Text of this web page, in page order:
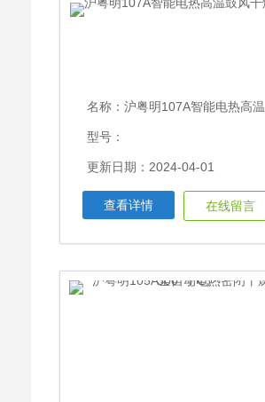
名称： 沪粤明107A智能电热高温鼓风干燥箱
型号：
更新日期：2024-04-01
查看详情 在线留言